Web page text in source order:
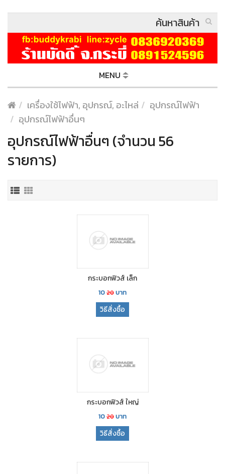
MENU
เครื่องใช้ไฟฟ้า, อุปกรณ์, อะไหล่
อุปกรณ์ไฟฟ้า
อุปกรณ์ไฟฟ้าอื่นๆ
อุปกรณ์ไฟฟ้าอื่นๆ (จำนวน 56
รายการ)
กระบอกฟิวส์ เล็ก
1020บาท
วิธีสั่งซื้อ
กระบอกฟิวส์ ใหญ่
1020บาท
วิธีสั่งซื้อ